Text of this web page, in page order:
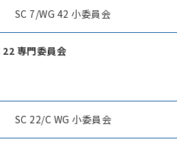
SC 7/WG 42 小委員会
22 専門委員会
SC 22/C WG 小委員会